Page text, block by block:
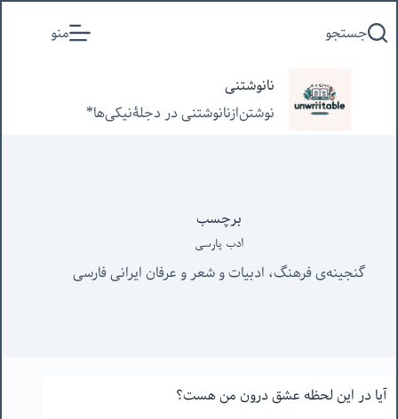
به
جستجو منو
نانوشتنی
نوشتن‌از‌نانوشتنی‌ در‌ دجلۀنیکی‌ها*
برچسب
ادب پارسی
گنجینه‌ی فرهنگ، ادبیات و شعر و عرفان ایرانی فارسی
آیا در این لحظه عشق درون من هست؟